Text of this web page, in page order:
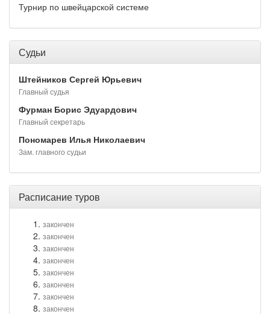
Турнир по швейцарской системе
Судьи
Штейников Сергей Юрьевич
Главный судья
Фурман Борис Эдуардович
Главный секретарь
Пономарев Илья Николаевич
Зам. главного судьи
Расписание туров
закончен
закончен
закончен
закончен
закончен
закончен
закончен
закончен